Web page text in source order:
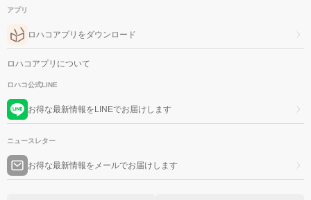
アプリ
ロハコアプリをダウンロード
ロハコアプリについて
ロハコ公式LINE
お得な最新情報をLINEでお届けします
ニュースレター
お得な最新情報をメールでお届けします